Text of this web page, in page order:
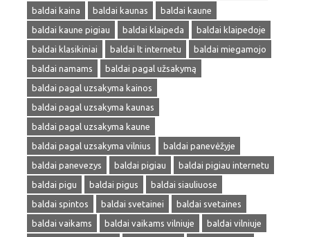
baldai kaina
baldai kaunas
baldai kaune
baldai kaune pigiau
baldai klaipeda
baldai klaipedoje
baldai klasikiniai
baldai lt internetu
baldai miegamojo
baldai namams
baldai pagal užsakymą
baldai pagal uzsakyma kainos
baldai pagal uzsakyma kaunas
baldai pagal uzsakyma kaune
baldai pagal uzsakyma vilnius
baldai panevėžyje
baldai panevezys
baldai pigiau
baldai pigiau internetu
baldai pigu
baldai pigus
baldai siauliuose
baldai spintos
baldai svetainei
baldai svetaines
baldai vaikams
baldai vaikams vilniuje
baldai vilniuje